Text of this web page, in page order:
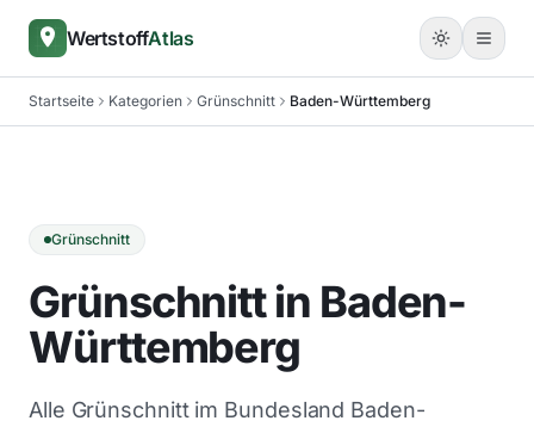
WertstoffAtlas
Startseite Kategorien Grünschnitt Baden-Württemberg
Grünschnitt
Grünschnitt in Baden-
Württemberg
Alle Grünschnitt im Bundesland Baden-